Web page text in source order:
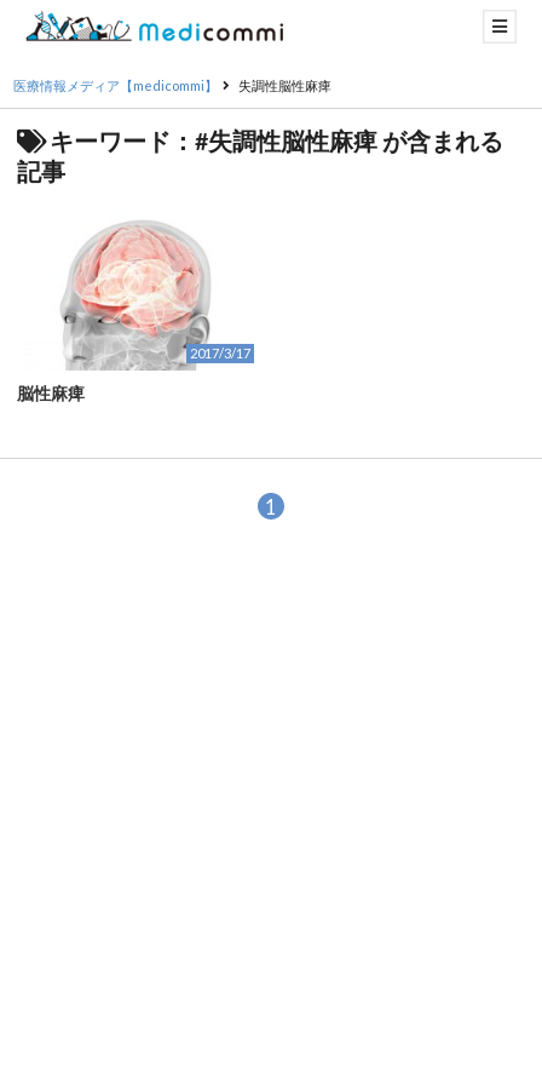
医療情報メディア【medicommi】 失調性脳性麻痺
キーワード：#失調性脳性麻痺 が含まれる
記事
2017/3/17
脳性麻痺
1